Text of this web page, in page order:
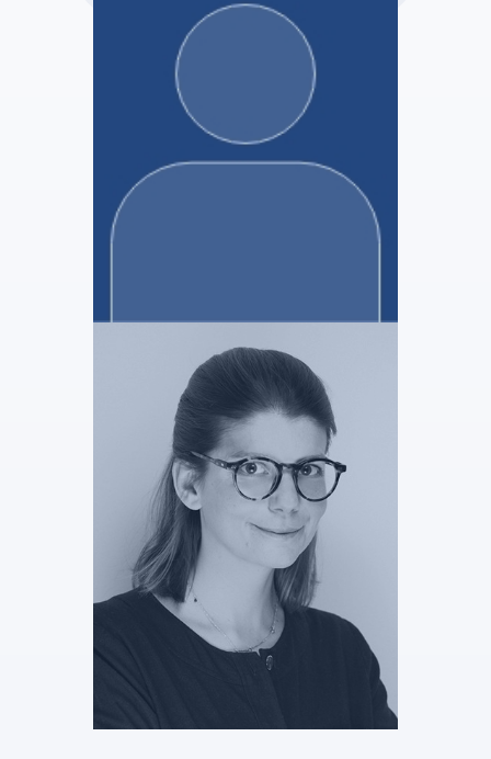
Carole MARTINEZ
Administrateur Judiciaire
Voir le profil
2M & Associés
Julie GIULIANI
Stagiaire Administrateur
Judiciaire
Voir le profil